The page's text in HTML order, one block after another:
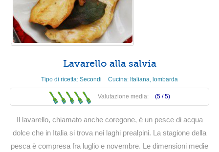
Lavarello alla salvia
Tipo di ricetta: Secondi Cucina: Italiana, lombarda
Valutazione media: (5 /5)
Il lavarello, chiamato anche coregone, è un pesce di acqua
dolce che in Italia si trova nei laghi prealpini. La stagione della
pesca è compresa fra luglio e novembre. Le dimensioni medie